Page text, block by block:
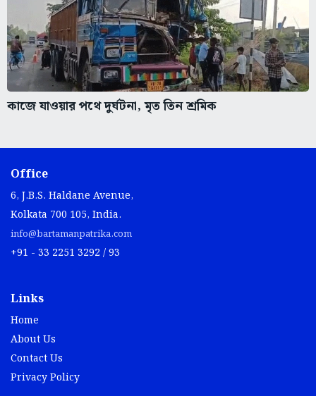
কাজে যাওয়ার পথে দুর্ঘটনা, মৃত তিন শ্রমিক
Office
6, J.B.S. Haldane Avenue,
Kolkata 700 105, India.
info@bartamanpatrika.com
+91 - 33 2251 3292 / 93
Links
Home
About Us
Contact Us
Privacy Policy